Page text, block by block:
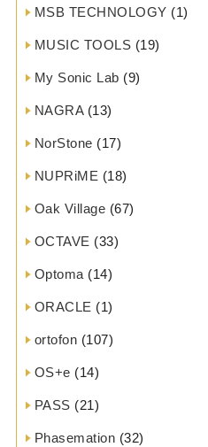
MSB TECHNOLOGY (1)
MUSIC TOOLS (19)
My Sonic Lab (9)
NAGRA(13)
NorStone (17)
NUPRiME (18)
Oak Village (67)
OCTAVE (33)
Optoma(14)
ORACLE (1)
ortofon (107)
OS+e (14)
PASS (21)
Phasemation (32)